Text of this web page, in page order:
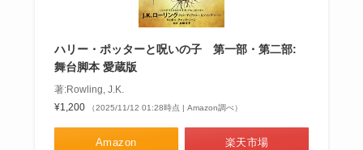
ハリー・ポッターと呪いの子 第一部・第二部:
舞台脚本 愛蔵版
著:Rowling, J.K.
¥1,200
（2025/11/12 01:28時点 | Amazon調べ）
Amazon 楽天市場